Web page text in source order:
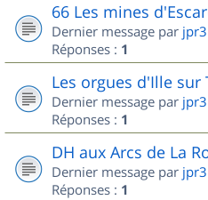
66 Les mines
Dernier message par
Réponses : 1
Les orgues d'Ille sur
Dernier message par
Réponses : 1
DH aux Arcs de La
Dernier message par
Réponses : 1